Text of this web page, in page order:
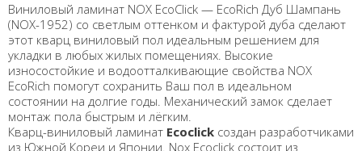
Виниловый ламинат NOX EcoClick — EcoRich Дуб Шампань
(NOX-1952) cо светлым оттенком и фактурой дуба сделают
этот кварц виниловый пол идеальным решением для
укладки в любых жилых помещениях. Высокие
износостойкие и водоотталкивающие свойства NOX
EcoRich помогут сохранить Ваш пол в идеальном
состоянии на долгие годы. Механический замок сделает
монтаж пола быстрым и лёгким.
Кварц-виниловый ламинат Ecoclick создан разработчиками
из Южной Кореи и Японии. Nox Ecoclick состоит из